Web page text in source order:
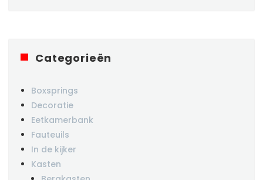
Categorieën
Boxsprings
Decoratie
Eetkamerbank
Fauteuils
In de kijker
Kasten